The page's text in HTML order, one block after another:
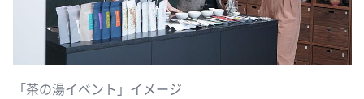
「茶の湯イベント」イメージ